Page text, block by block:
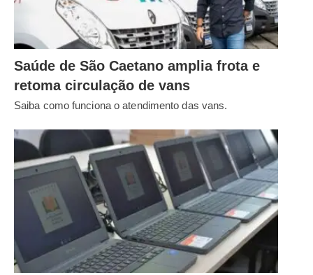
Saúde de São Caetano amplia frota e
retoma circulação de vans
Saiba como funciona o atendimento das vans.